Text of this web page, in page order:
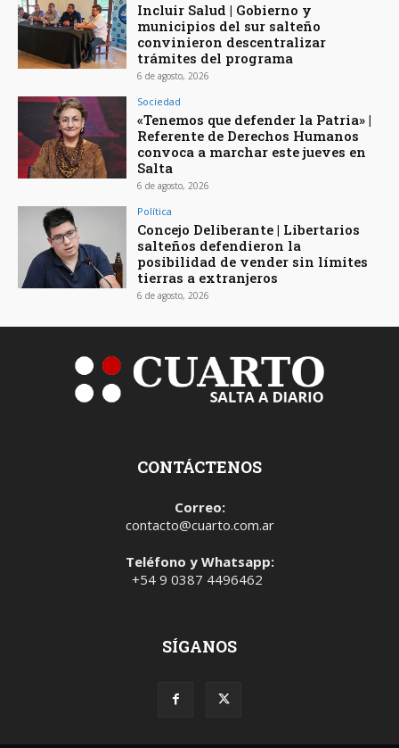
Incluir Salud | Gobierno y
municipios del sur salteño
convinieron descentralizar
trámites del programa
6 de agosto, 2026
Sociedad
«Tenemos que defender la Patria» |
Referente de Derechos Humanos
convoca a marchar este jueves en
Salta
6 de agosto, 2026
Política
Concejo Deliberante | Libertarios
salteños defendieron la
posibilidad de vender sin límites
tierras a extranjeros
6 de agosto, 2026
CONTÁCTENOS
Correo:
contacto@cuarto.com.ar
Teléfono y Whatsapp:
+54 9 0387 4496462
SÍGANOS